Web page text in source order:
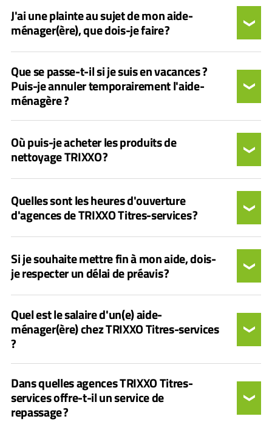
J'ai une plainte au sujet de mon aide-
ménager(ère), que dois-je faire ?
Que se passe-t-il si je suis en vacances ?
Puis-je annuler temporairement l'aide-
ménagère ?
Où puis-je acheter les produits de
nettoyage TRIXXO ?
Quelles sont les heures d'ouverture
d'agences de TRIXXO Titres-services ?
Si je souhaite mettre fin à mon aide, dois-
je respecter un délai de préavis ?
Quel est le salaire d'un(e) aide-
ménager(ère) chez TRIXXO Titres-services
?
Dans quelles agences TRIXXO Titres-
services offre-t-il un service de
repassage ?